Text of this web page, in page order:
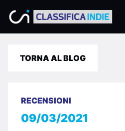
TORNA AL BLOG
RECENSIONI
09/03/2021